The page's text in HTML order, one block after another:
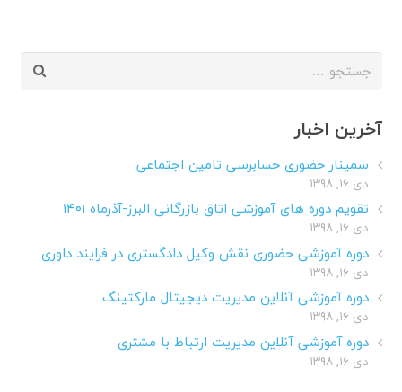
جستجو
آخرین اخبار
سمینار حضوری حسابرسی تامین اجتماعی
دی ۱۶, ۱۳۹۸
تقویم دوره های آموزشی اتاق بازرگانی البرز-آذرماه ۱۴۰۱
دی ۱۶, ۱۳۹۸
دوره آموزشی حضوری نقش وکیل دادگستری در فرایند داوری
دی ۱۶, ۱۳۹۸
دوره آموزشی آنلاین مدیریت دیجیتال مارکتینگ
دی ۱۶, ۱۳۹۸
دوره آموزشی آنلاین مدیریت ارتباط با مشتری
دی ۱۶, ۱۳۹۸